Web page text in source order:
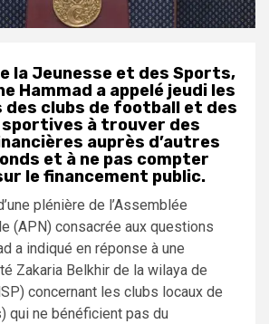
la Jeunesse et des Sports,
Hammad a appelé jeudi les
des clubs de football et des
à trouver des
auprès d’autres
et à ne pas compter
le financement public.
plénière de l’Assemblée
(APN) consacrée aux questions
a indiqué en réponse à une
Zakaria Belkhir de la wilaya de
concernant les clubs locaux de
qui ne bénéficient pas du